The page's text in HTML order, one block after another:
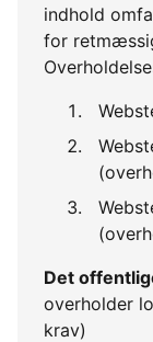
indhold
for
Det
overholder
krav)